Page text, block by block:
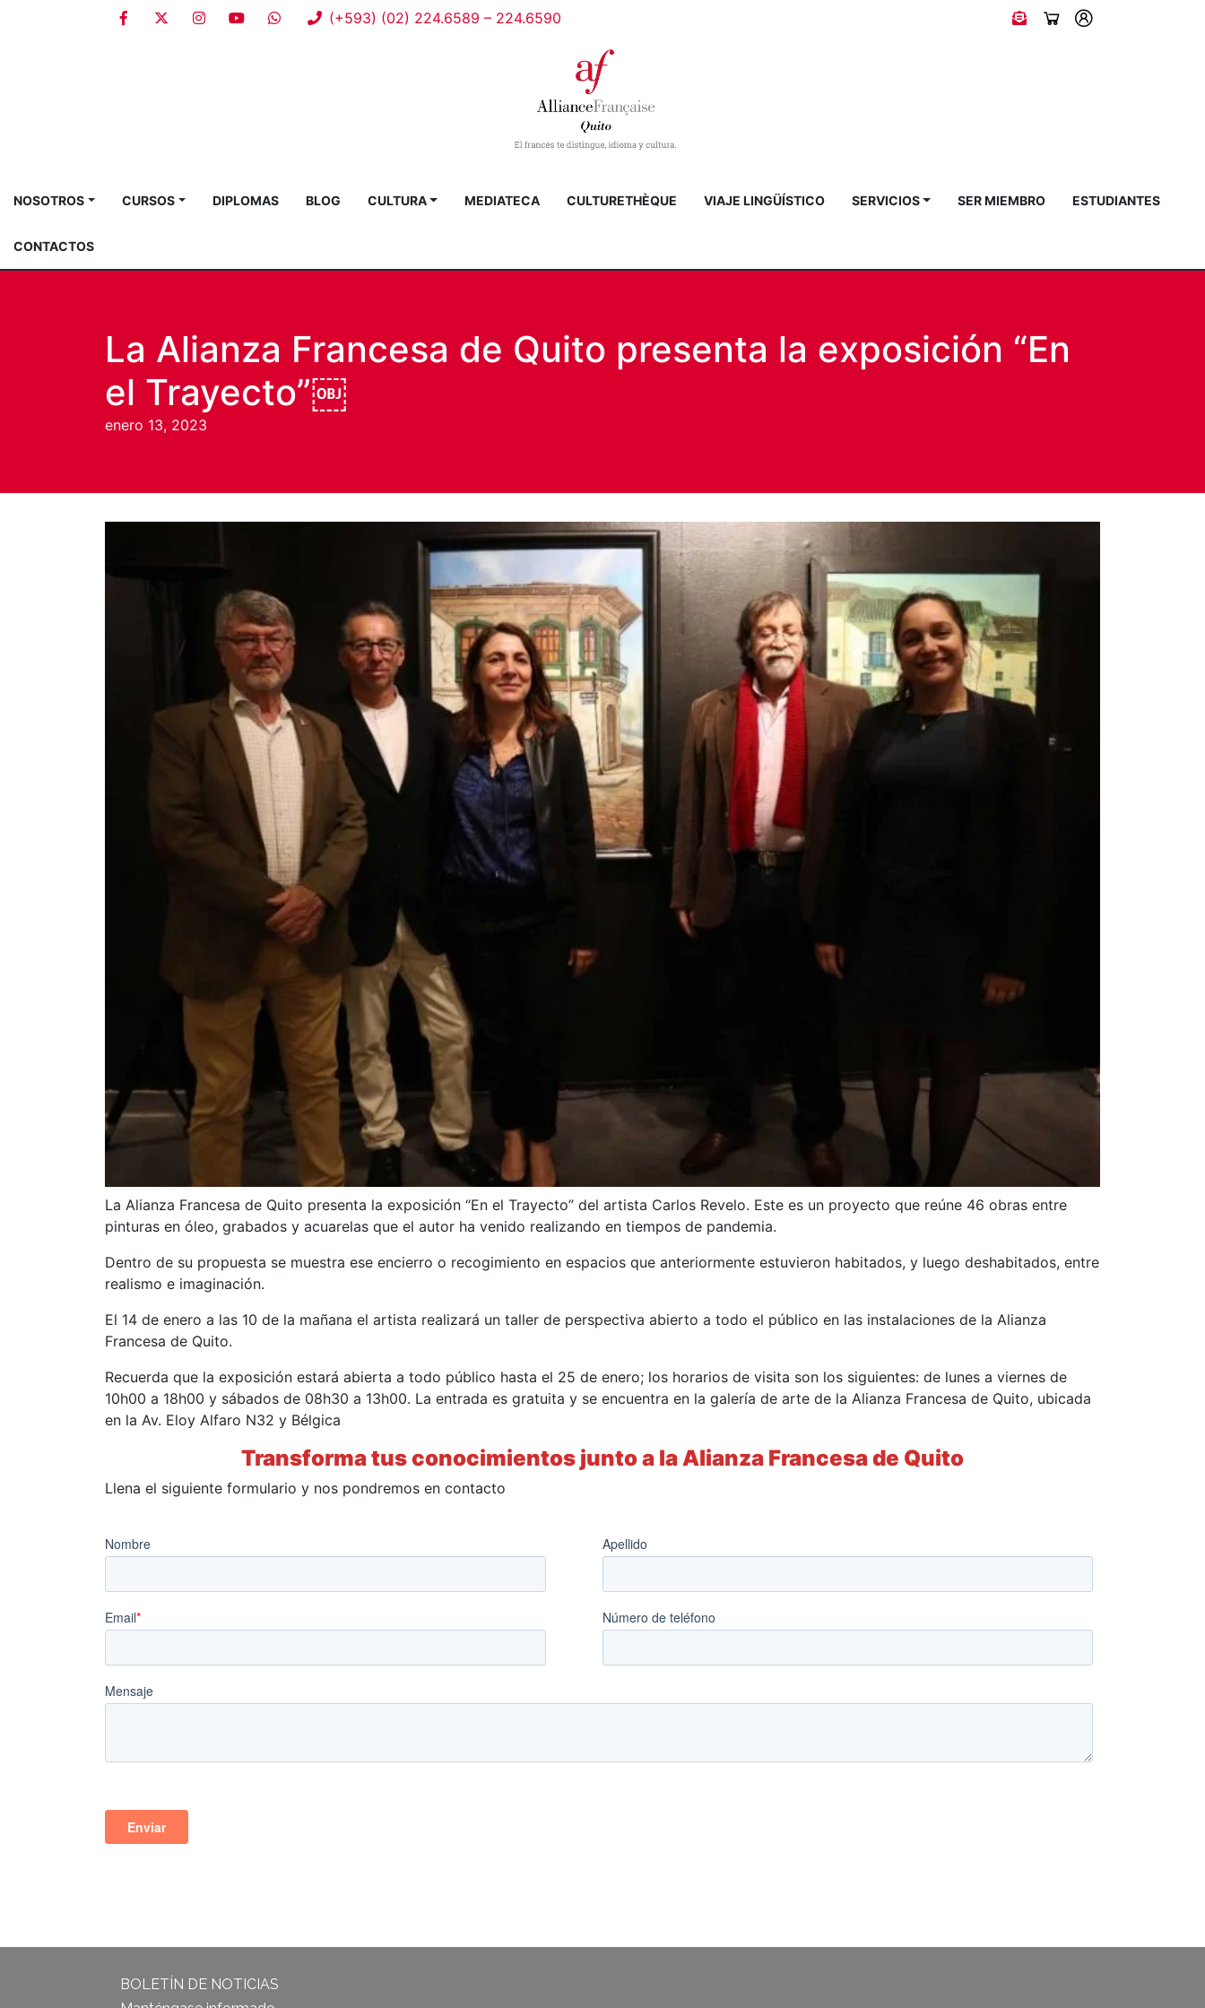
(+593) (02) 224.6589 – 224.6590
NOSOTROS CURSOS DIPLOMAS BLOG CULTURA MEDIATECA CULTURETHÈQUE VIAJE LINGÜÍSTICO SERVICIOS SER MIEMBRO ESTUDIANTES
CONTACTOS
La Alianza Francesa de Quito presenta la exposición “En
el Trayecto”￼
enero 13, 2023
La Alianza Francesa de Quito presenta la exposición “En el Trayecto” del artista Carlos Revelo. Este es un proyecto que reúne 46 obras entre
pinturas en óleo, grabados y acuarelas que el autor ha venido realizando en tiempos de pandemia.
Dentro de su propuesta se muestra ese encierro o recogimiento en espacios que anteriormente estuvieron habitados, y luego deshabitados, entre
realismo e imaginación.
El 14 de enero a las 10 de la mañana el artista realizará un taller de perspectiva abierto a todo el público en las instalaciones de la Alianza
Francesa de Quito.
Recuerda que la exposición estará abierta a todo público hasta el 25 de enero; los horarios de visita son los siguientes: de lunes a viernes de
10h00 a 18h00 y sábados de 08h30 a 13h00. La entrada es gratuita y se encuentra en la galería de arte de la Alianza Francesa de Quito, ubicada
en la Av. Eloy Alfaro N32 y Bélgica
Transforma tus conocimientos junto a la Alianza Francesa de Quito
Llena el siguiente formulario y nos pondremos en contacto
BOLETÍN DE NOTICIAS